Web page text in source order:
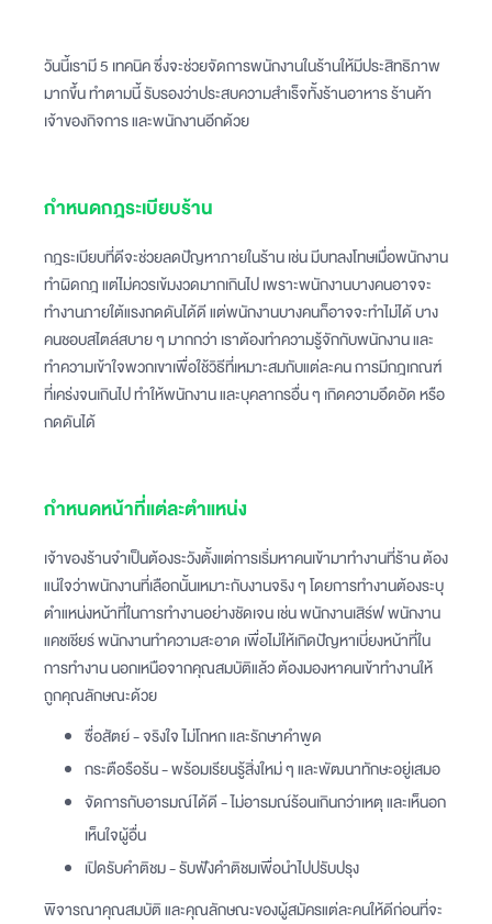
วันนี้เรามี 5 เทคนิค ซึ่งจะช่วยจัดการพนักงานในร้านให้มีประสิทธิภาพ
มากขึ้น ทำตามนี้ รับรองว่าประสบความสำเร็จทั้งร้านอาหาร ร้านค้า
เจ้าของกิจการ และพนักงานอีกด้วย
กำหนดกฎระเบียบร้าน
กฎระเบียบที่ดีจะช่วยลดปัญหาภายในร้าน เช่น มีบทลงโทษเมื่อพนักงาน
ทำผิดกฎ แต่ไม่ควรเข้มงวดมากเกินไป เพราะพนักงานบางคนอาจจะ
ทำงานภายใต้แรงกดดันได้ดี แต่พนักงานบางคนก็อาจจะทำไม่ได้ บาง
คนชอบสไตล์สบาย ๆ มากกว่า เราต้องทำความรู้จักกับพนักงาน และ
ทำความเข้าใจพวกเขาเพื่อใช้วิธีที่เหมาะสมกับแต่ละคน การมีกฎเกณฑ์
ที่เคร่งจนเกินไป ทำให้พนักงาน และบุคลากรอื่น ๆ เกิดความอึดอัด หรือ
กดดันได้
กำหนดหน้าที่แต่ละตำแหน่ง
เจ้าของร้านจำเป็นต้องระวังตั้งแต่การเริ่มหาคนเข้ามาทำงานที่ร้าน ต้อง
แน่ใจว่าพนักงานที่เลือกนั้นเหมาะกับงานจริง ๆ โดยการทำงานต้องระบุ
ตำแหน่งหน้าที่ในการทำงานอย่างชัดเจน เช่น พนักงานเสิร์ฟ พนักงาน
แคชเชียร์ พนักงานทำความสะอาด เพื่อไม่ให้เกิดปัญหาเบี่ยงหน้าที่ใน
การทำงาน นอกเหนือจากคุณสมบัติแล้ว ต้องมองหาคนเข้าทำงานให้
ถูกคุณลักษณะด้วย
ซื่อสัตย์ - จริงใจ ไม่โกหก และรักษาคำพูด
กระตือรือร้น - พร้อมเรียนรู้สิ่งใหม่ ๆ และพัฒนาทักษะอยู่เสมอ
จัดการกับอารมณ์ได้ดี - ไม่อารมณ์ร้อนเกินกว่าเหตุ และเห็นอก
เห็นใจผู้อื่น
เปิดรับคำติชม - รับฟังคำติชมเพื่อนำไปปรับปรุง
พิจารณาคุณสมบัติ และคุณลักษณะของผู้สมัครแต่ละคนให้ดีก่อนที่จะ